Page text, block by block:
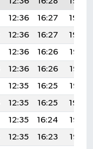
12:36 16:27
19:40
12:36 16:27
19:39
12:36 16:26
19:38
12:36 16:26
19:37
12:35 16:25
19:35
12:35 16:25
19:34
12:35 16:24
19:33
12:35 16:23
19:32